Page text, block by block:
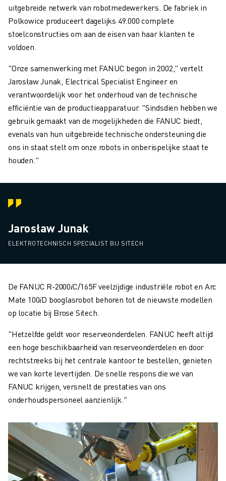
uitgebreide netwerk van robotmedewerkers. De fabriek in
Polkowice produceert dagelijks 49.000 complete
stoelconstructies om aan de eisen van haar klanten te
voldoen.
"Onze samenwerking met FANUC begon in 2002," vertelt
Jarosław Junak, Electrical Specialist Engineer en
verantwoordelijk voor het onderhoud van de technische
efficiëntie van de productieapparatuur. "Sindsdien hebben we
gebruik gemaakt van de mogelijkheden die FANUC biedt,
evenals van hun uitgebreide technische ondersteuning die
ons in staat stelt om onze robots in onberispelijke staat te
houden."
Jarosław Junak
ELEKTROTECHNISCH SPECIALIST BIJ SITECH
De FANUC R-2000𝑖C/165F veelzijdige industriële robot en Arc
Mate 100𝑖D booglasrobot behoren tot de nieuwste modellen
op locatie bij Brose Sitech.
"Hetzelfde geldt voor reserveonderdelen. FANUC heeft altijd
een hoge beschikbaarheid van reserveonderdelen en door
rechtstreeks bij het centrale kantoor te bestellen, genieten
we van korte levertijden. De snelle respons die we van
FANUC krijgen, versnelt de prestaties van ons
onderhoudspersoneel aanzienlijk."